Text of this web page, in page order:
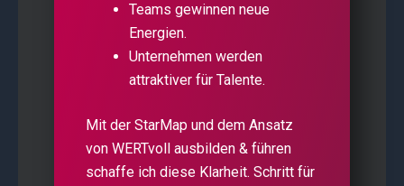
Teams gewinnen neue
Energien.
Unternehmen werden
attraktiver für Talente.
Mit der StarMap und dem Ansatz
von WERTvoll ausbilden & führen
schaffe ich diese Klarheit. Schritt für